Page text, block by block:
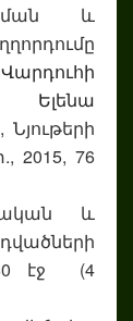
և
Վարդուհի
Ելենա
, Նյութերի
2015, 76
և
էջ (4